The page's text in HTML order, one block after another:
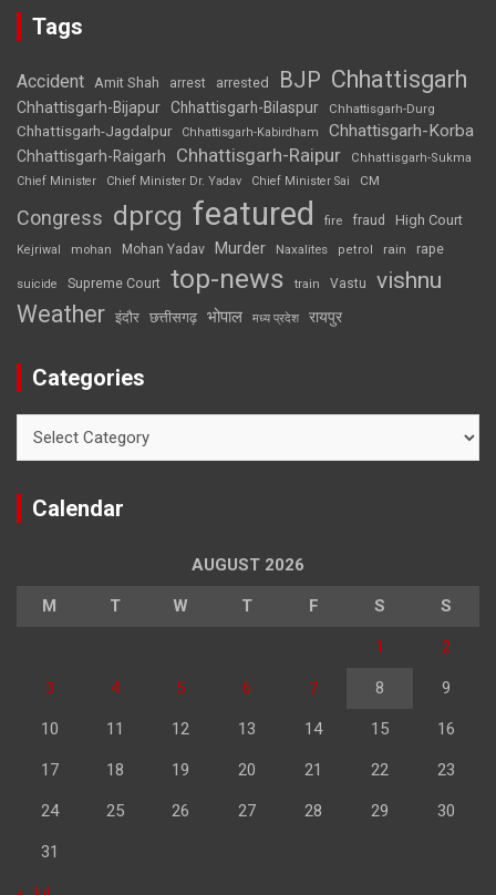
Tags
Accident Amit Shah arrest arrested BJP Chhattisgarh
Chhattisgarh-Bijapur Chhattisgarh-Bilaspur Chhattisgarh-Durg
Chhattisgarh-Jagdalpur Chhattisgarh-Kabirdham Chhattisgarh-Korba
Chhattisgarh-Raigarh Chhattisgarh-Raipur
Chhattisgarh-Sukma
Chief Minister
Chief Minister Dr. Yadav Chief Minister Sai CM
Congress dprcg featured fire fraud High Court
Kejriwal mohan Mohan Yadav Murder Naxalites petrol rain rape
suicide Supreme Court top-news train Vastu vishnu
Weather इंदौर छत्तीसगढ़ भोपाल मध्य प्रदेश रायपुर
Categories
Calendar
AUGUST 2026
M T W T F S S
1 2
3 4 5 6 7 8 9
10 11 12 13 14 15 16
17 18 19 20 21 22 23
24 25 26 27 28 29 30
31